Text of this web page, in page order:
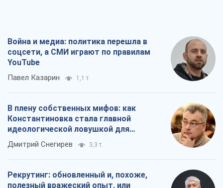
Война и медиа: политика перешла в
соцсети, а СМИ играют по правилам
YouTube
Павел Казарин 1,1 т.
В плену собственных мифов: как
Константиновка стала главной
идеологической ловушкой для
российских оккупантов
Дмитрий Снегирев 3,3 т.
Рекрутинг: обновленный и, похоже,
полезный вражеский опыт, или